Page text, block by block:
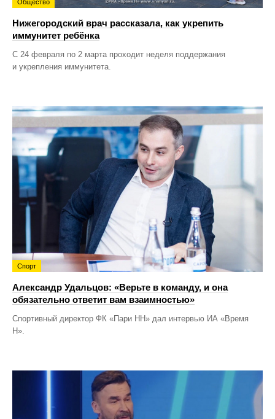
Общество
Нижегородский врач рассказала, как укрепить
иммунитет ребёнка
С 24 февраля по 2 марта проходит неделя поддержания
и укрепления иммунитета.
Спорт
Александр Удальцов: «Верьте в команду, и она
обязательно ответит вам взаимностью»
Спортивный директор ФК «Пари НН» дал интервью ИА «Время
Н».